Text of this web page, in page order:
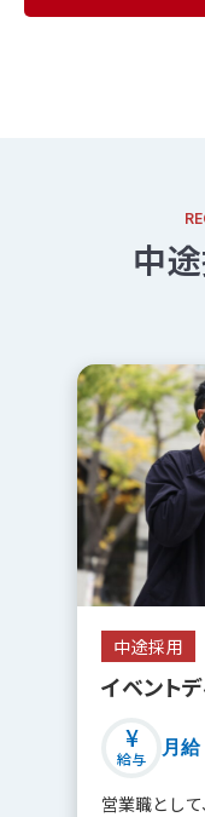
中
中途採用
イベントデ
給与 月
営業職とし